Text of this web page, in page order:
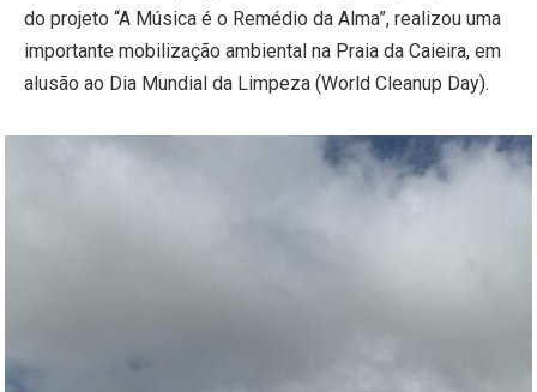
do projeto “A Música é o Remédio da Alma”, realizou uma
importante mobilização ambiental na Praia da Caieira, em
alusão ao Dia Mundial da Limpeza (World Cleanup Day).